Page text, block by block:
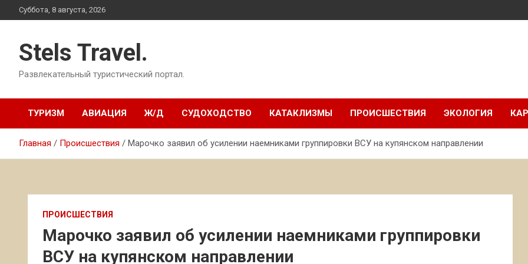
Перейти
к
Суббота, 8 августа, 2026
Stels Travel.
Развлекательный туристический портал.
ТУРИЗМ АВИАЦИЯ Ж/Д СУДОХОДСТВО КАТАКЛИЗМЫ ПРОИСШЕСТВИЯ ЭКОЛОГИЯ
Главная Происшествия Марочко заявил об усилении наемниками группировки ВСУ на купянском направлении
ПРОИСШЕСТВИЯ
Марочко заявил об усилении наемниками группировки
ВСУ на купянском направлении